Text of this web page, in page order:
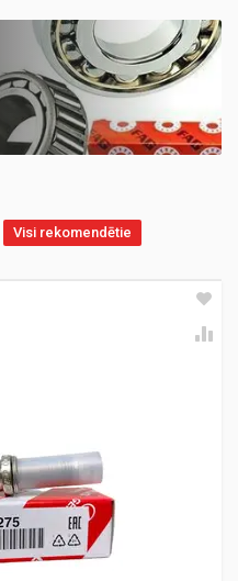
Visi rekomendētie